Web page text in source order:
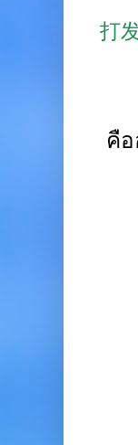
打
คือ